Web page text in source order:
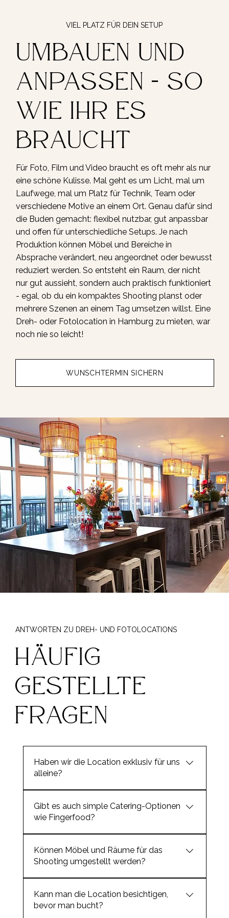
VIEL PLATZ FÜR DEIN SETUP
Umbauen und
anpassen - So
wie ihr es
braucht
Für Foto, Film und Video braucht es oft mehr als nur
eine schöne Kulisse. Mal geht es um Licht, mal um
Laufwege, mal um Platz für Technik, Team oder
verschiedene Motive an einem Ort. Genau dafür sind
die Buden gemacht: flexibel nutzbar, gut anpassbar
und offen für unterschiedliche Setups. Je nach
Produktion können Möbel und Bereiche in
Absprache verändert, neu angeordnet oder bewusst
reduziert werden. So entsteht ein Raum, der nicht
nur gut aussieht, sondern auch praktisch funktioniert
- egal, ob du ein kompaktes Shooting planst oder
mehrere Szenen an einem Tag umsetzen willst. Eine
Dreh- oder Fotolocation in Hamburg zu mieten, war
noch nie so leicht!
WUNSCHTERMIN SICHERN
ANTWORTEN ZU DREH- UND FOTOLOCATIONS
Häufig
gestellte
Fragen
Haben wir die Location exklusiv für uns
alleine?
Fotolocation bei uns entscheidet, gehört die
Bude euch ganz allein.
Gibt es auch simple Catering-Optionen
wie Fingerfood?
sein soll, organisieren wir gern auch einfache
Catering-Optionen wie Häppchen oder
Fingerfood, das sich schnell auf die Hand
Können Möbel und Räume für das
Shooting umgestellt werden?
umstellen oder wegräumen und die Location so
möglichst flexibel an jedes Vorhaben anpassen.
Kann man die Location besichtigen,
bevor man bucht?